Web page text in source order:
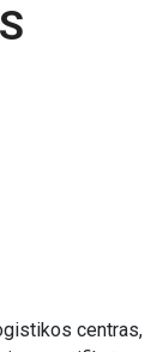
centras,